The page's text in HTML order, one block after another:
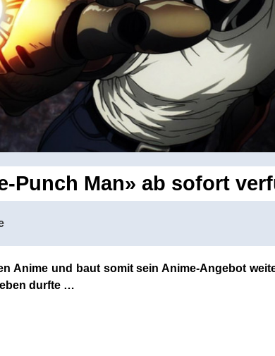
Punch Man» ab sofort
Anime und baut somit sein Anime-Angebot
durfte …